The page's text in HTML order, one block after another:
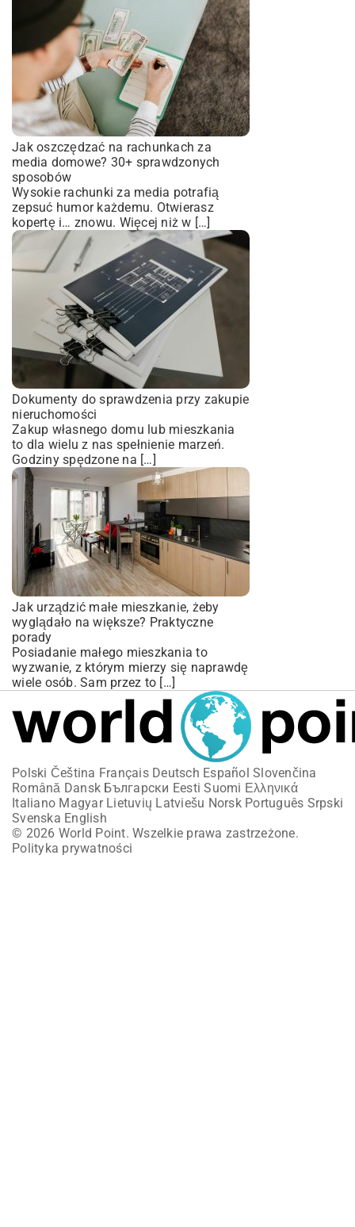
Jak oszczędzać na rachunkach za
media domowe? 30+ sprawdzonych
sposobów
Wysokie rachunki za media potrafią
zepsuć humor każdemu. Otwierasz
kopertę i… znowu. Więcej niż w […]
Dokumenty do sprawdzenia przy zakupie
nieruchomości
Zakup własnego domu lub mieszkania
to dla wielu z nas spełnienie marzeń.
Godziny spędzone na […]
Jak urządzić małe mieszkanie, żeby
wyglądało na większe? Praktyczne
porady
Posiadanie małego mieszkania to
wyzwanie, z którym mierzy się naprawdę
wiele osób. Sam przez to […]
Polski Čeština Français Deutsch Español Slovenčina
Română Dansk Български Eesti Suomi Ελληνικά
Italiano Magyar Lietuvių Latviešu Norsk Português Srpski
Svenska English
© 2026 World Point. Wszelkie prawa zastrzeżone.
Polityka prywatności